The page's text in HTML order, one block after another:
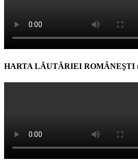
HARTA LĂUTĂRIEI ROMÂNEŞTI